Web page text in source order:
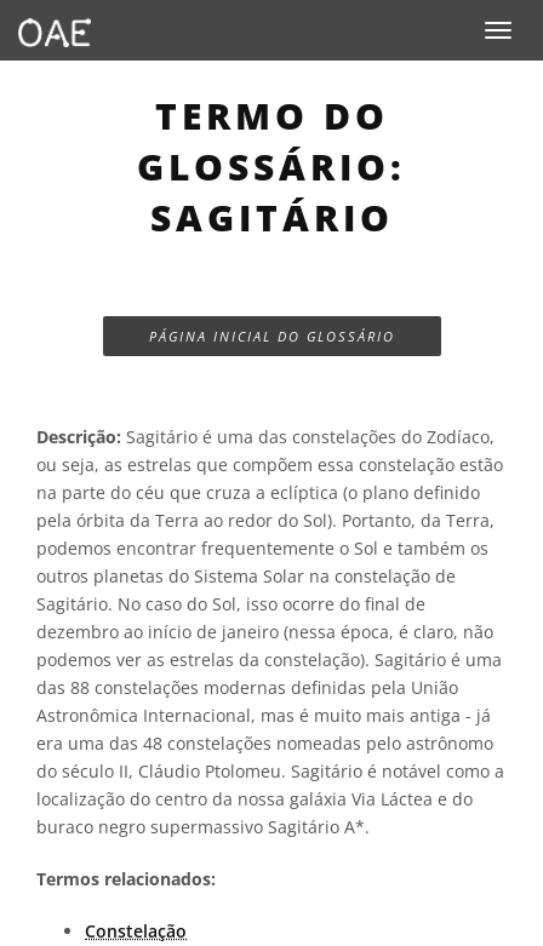
Toggle
TERMO DO
GLOSSÁRIO:
SAGITÁRIO
PÁGINA INICIAL DO GLOSSÁRIO
Descrição: Sagitário é uma das constelações do Zodíaco,
ou seja, as estrelas que compõem essa constelação estão
na parte do céu que cruza a eclíptica (o plano definido
pela órbita da Terra ao redor do Sol). Portanto, da Terra,
podemos encontrar frequentemente o Sol e também os
outros planetas do Sistema Solar na constelação de
Sagitário. No caso do Sol, isso ocorre do final de
dezembro ao início de janeiro (nessa época, é claro, não
podemos ver as estrelas da constelação). Sagitário é uma
das 88 constelações modernas definidas pela União
Astronômica Internacional, mas é muito mais antiga - já
era uma das 48 constelações nomeadas pelo astrônomo
do século II, Cláudio Ptolomeu. Sagitário é notável como a
localização do centro da nossa galáxia Via Láctea e do
buraco negro supermassivo Sagitário A*.
Termos relacionados:
Constelação